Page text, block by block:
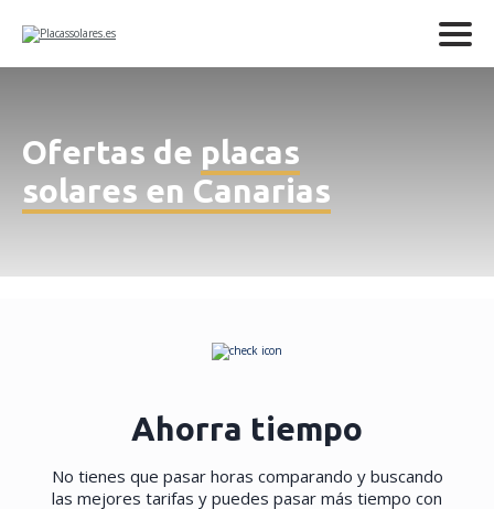
Ofertas de placas
solares en Canarias
Ahorra tiempo
No tienes que pasar horas comparando y buscando
las mejores tarifas y puedes pasar más tiempo con